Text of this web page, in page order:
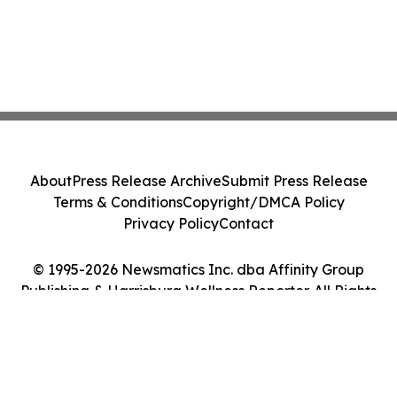
© 1995-2026 Newsmatics Inc. dba Affinity Group
Publishing & Harrisburg Wellness Reporter. All Rights
AboutPress Release ArchiveSubmit Press Release
Terms & ConditionsCopyright/DMCA Policy
Privacy PolicyContact